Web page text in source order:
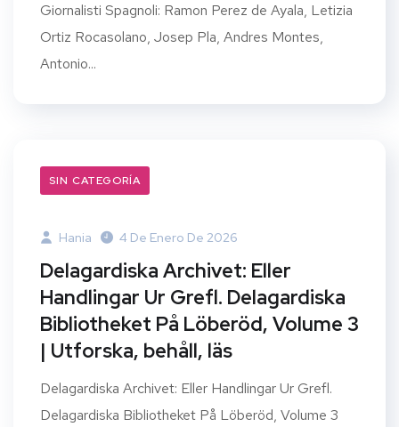
Giornalisti Spagnoli: Ramon Perez de Ayala, Letizia
Ortiz Rocasolano, Josep Pla, Andres Montes,
Antonio...
SIN CATEGORÍA
Hania 4 De Enero De 2026
Delagardiska Archivet: Eller
Handlingar Ur Grefl. Delagardiska
Bibliotheket På Löberöd, Volume 3
| Utforska, behåll, läs
Delagardiska Archivet: Eller Handlingar Ur Grefl.
Delagardiska Bibliotheket På Löberöd, Volume 3